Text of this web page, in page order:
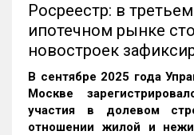
Росреестр: в
ипотечном рынке
новостроек
В сентябре 2025 года
Москве
участия в долевом
отношении жилой и